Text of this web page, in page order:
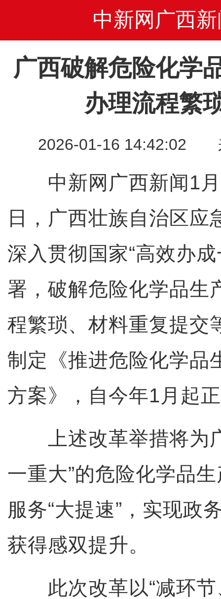
中新网广西新
广西破解危险化学
办理流程繁
2026-01-16 14:42:02
中新网广西新闻1月
日，广西壮族自治区应
深入贯彻国家“高效办
署，破解危险化学品生
程繁琐、材料重复提交
制定《推进危险化学品
方案》，自今年1月起
上述改革举措将为
一重大”的危险化学品
服务“大提速”，实现政
获得感双提升。
此次改革以“减环节